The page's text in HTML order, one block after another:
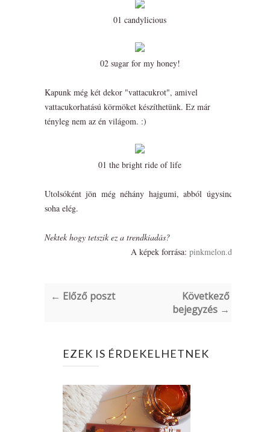
01 candylicious
02 sugar for my honey!
Kapunk még két dekor "vattacukrot", amivel
vattacukorhatású körmöket készíthetünk. Ez már
tényleg nem az én világom. :)
01 the bright ride of life
Utolsóként jön még néhány hajgumi, abból úgysincs
soha elég.
Nektek hogy tetszik ez a trendkiadás?
A képek forrása: pinkmelon.de
← Előző poszt
Következő
bejegyzés →
EZEK IS ÉRDEKELHETNEK